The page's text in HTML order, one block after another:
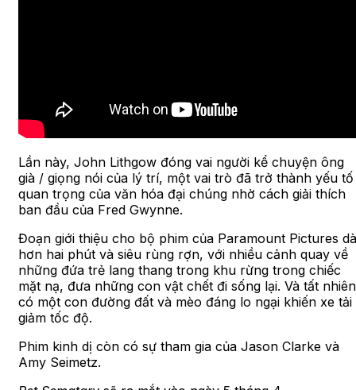
Lần này, John Lithgow đóng vai người kể chuyện ông
già / giọng nói của lý trí, một vai trò đã trở thành yếu tố
quan trọng của văn hóa đại chúng nhờ cách giải thích
ban đầu của Fred Gwynne.
Đoạn giới thiệu cho bộ phim của Paramount Pictures
hơn hai phút và siêu rùng rợn, với nhiều cảnh quay về
những đứa trẻ lang thang trong khu rừng trong chiếc
mặt nạ, đưa những con vật chết đi sống lại. Và tất
có một con đường đất và mèo đáng lo ngại khiến xe tải
giảm tốc độ.
Phim kinh dị còn có sự tham gia của Jason Clarke và
Amy Seimetz.